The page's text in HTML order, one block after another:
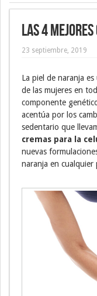
Las 4
23 septiembre, 2019
La piel de naranja
de las mujeres en
componente
acentúa por los
sedentario que
cremas para la
nuevas
naranja en cualquier